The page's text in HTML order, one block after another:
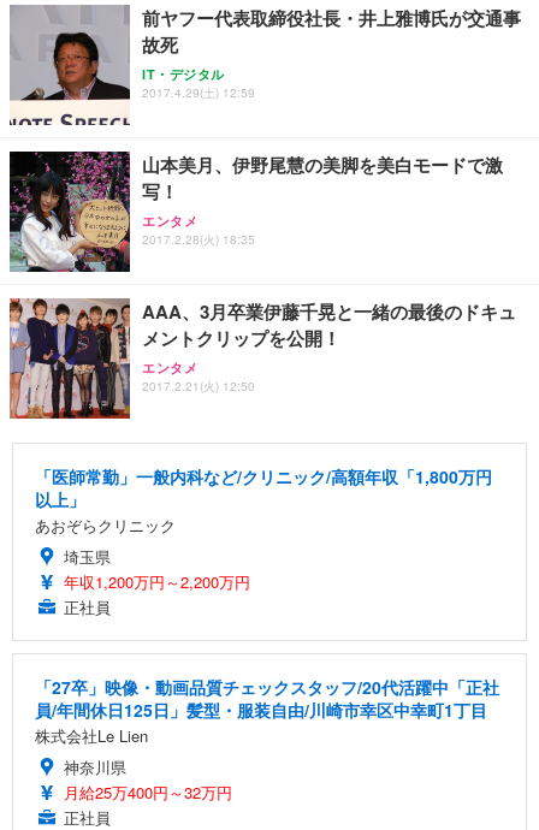
務用 おしゃれ パソコンチェア (ホワイト)
ANDWINT オフィスチェア デスクチェア 肘なし メ
ッシュ 通気性 ランバーサポート付き 腰サポート ガ
ス圧無段階昇降 360度回転 キャスター付き コンパク
【MiniLED/24.5inch/280Hz/FHD】GRAPHT THE S
HOOTER Gaming Monitor 24” Essential ゲーミン
グモニター QD 24.5インチ 1ms FHD 量子ドット 残
アイリスオーヤマ ペットシーツ 超厚型 お徳用 レギ
ュラー 200枚入【Amazon.co.jp限定】
前ヤフー代表取締役社長・井上雅博氏が交通事
故死
IT・デジタル
2017.4.29(土) 12:59
山本美月、伊野尾慧の美脚を美白モードで激
写！
エンタメ
2017.2.28(火) 18:35
AAA、3月卒業伊藤千晃と一緒の最後のドキュ
メントクリップを公開！
エンタメ
2017.2.21(火) 12:50
「医師常勤」一般内科など/クリニック/高額年収「1,800万円
以上」
あおぞらクリニック
埼玉県
年収1,200万円～2,200万円
正社員
「27卒」映像・動画品質チェックスタッフ/20代活躍中「正社
員/年間休日125日」髪型・服装自由/川崎市幸区中幸町1丁目
株式会社Le Lien
神奈川県
月給25万400円～32万円
正社員